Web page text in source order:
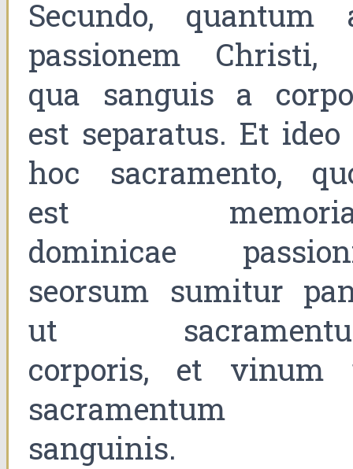
Secundo, quantum
passionem Christi,
qua sanguis a
est separatus. Et
hoc sacramento,
est
dominicae
seorsum sumitur
ut
corporis, et vinum
sacramentum
sanguinis.